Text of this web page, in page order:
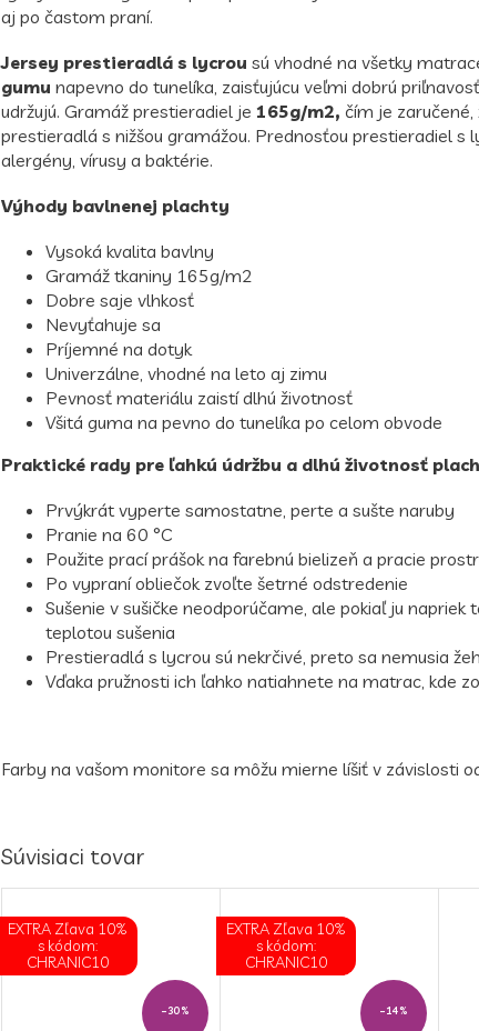
aj po častom praní.
Jersey prestieradlá s lycrou sú vhodné na všetky
gumu napevno do tunelíka, zaisťujúcu veľmi dobrú
udržujú. Gramáž prestieradiel je 165g/m2, čím je
prestieradlá s nižšou gramážou. Prednosťou prestieradiel s
alergény, vírusy a baktérie.
Výhody bavlnenej plachty
Vysoká kvalita bavlny
Gramáž tkaniny 165g/m2
Dobre saje vlhkosť
Nevyťahuje sa
Príjemné na dotyk
Univerzálne, vhodné na leto aj zimu
Pevnosť materiálu zaistí dlhú životnosť
Všitá guma na pevno do tunelíka po celom obvode
Praktické rady pre ľahkú údržbu a dlhú životnosť
Prvýkrát vyperte samostatne, perte a sušte naruby
Pranie na 60 °C
Použite prací prášok na farebnú bielizeň a pracie
Po vypraní obliečok zvoľte šetrné odstredenie
Sušenie v sušičke neodporúčame, ale pokiaľ ju
teplotou sušenia
Prestieradlá s lycrou sú nekrčivé, preto sa nemusia
Vďaka pružnosti ich ľahko natiahnete na matrac, kde
Farby na vašom monitore sa môžu mierne líšiť v závislosti
Súvisiaci tovar
EXTRA Zľava 10%
s kódom:
CHRANIC10
–30 %
EXTRA Zľava 10%
s kódom:
CHRANIC10
–14 %